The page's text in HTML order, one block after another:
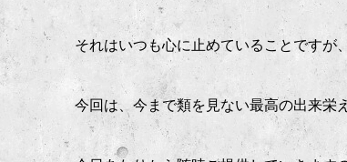
それはいつも心に止めていることですが、
今回は、今まで類を見ない最高の出来